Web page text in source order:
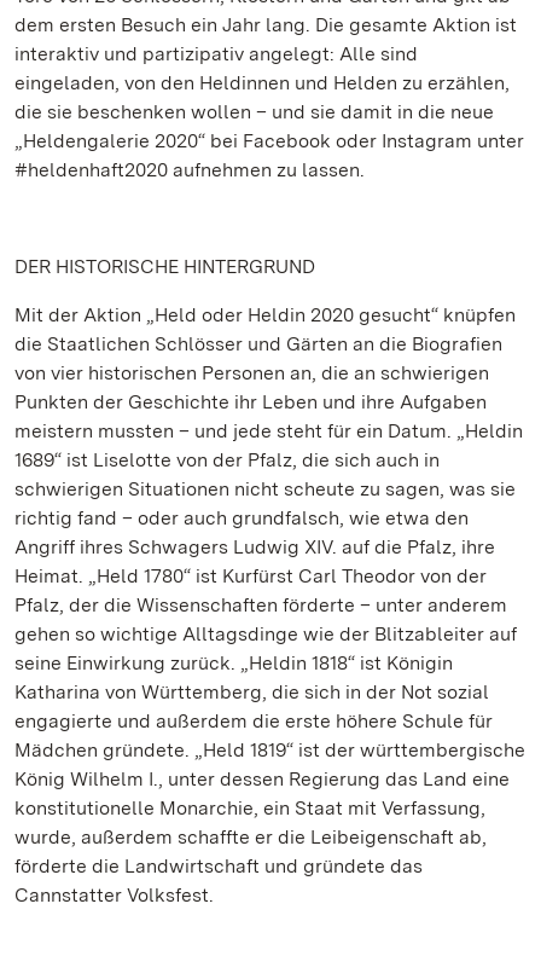
dem ersten Besuch ein Jahr lang. Die gesamte Aktion ist
interaktiv und partizipativ angelegt: Alle sind
eingeladen, von den Heldinnen und Helden zu erzählen,
die sie beschenken wollen – und sie damit in die neue
„Heldengalerie 2020“ bei Facebook oder Instagram unter
#heldenhaft2020 aufnehmen zu lassen.
DER HISTORISCHE HINTERGRUND
Mit der Aktion „Held oder Heldin 2020 gesucht“ knüpfen
die Staatlichen Schlösser und Gärten an die Biografien
von vier historischen Personen an, die an schwierigen
Punkten der Geschichte ihr Leben und ihre Aufgaben
meistern mussten – und jede steht für ein Datum. „Heldin
1689“ ist Liselotte von der Pfalz, die sich auch in
schwierigen Situationen nicht scheute zu sagen, was sie
richtig fand – oder auch grundfalsch, wie etwa den
Angriff ihres Schwagers Ludwig XIV. auf die Pfalz, ihre
Heimat. „Held 1780“ ist Kurfürst Carl Theodor von der
Pfalz, der die Wissenschaften förderte – unter anderem
gehen so wichtige Alltagsdinge wie der Blitzableiter auf
seine Einwirkung zurück. „Heldin 1818“ ist Königin
Katharina von Württemberg, die sich in der Not sozial
engagierte und außerdem die erste höhere Schule für
Mädchen gründete. „Held 1819“ ist der württembergische
König Wilhelm I., unter dessen Regierung das Land eine
konstitutionelle Monarchie, ein Staat mit Verfassung,
wurde, außerdem schaffte er die Leibeigenschaft ab,
förderte die Landwirtschaft und gründete das
Cannstatter Volksfest.